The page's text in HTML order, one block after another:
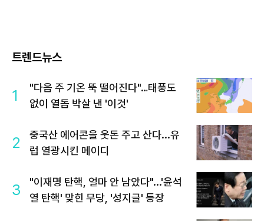
트렌드뉴스
1
"다음 주 기온 뚝 떨어진다"…태풍도
없이 열돔 박살 낸 '이것'
2
중국산 에어콘을 웃돈 주고 산다...유
럽 열광시킨 메이디
3
"이재명 탄핵, 얼마 안 남았다"...'윤석
열 탄핵' 맞힌 무당, '성지글' 등장